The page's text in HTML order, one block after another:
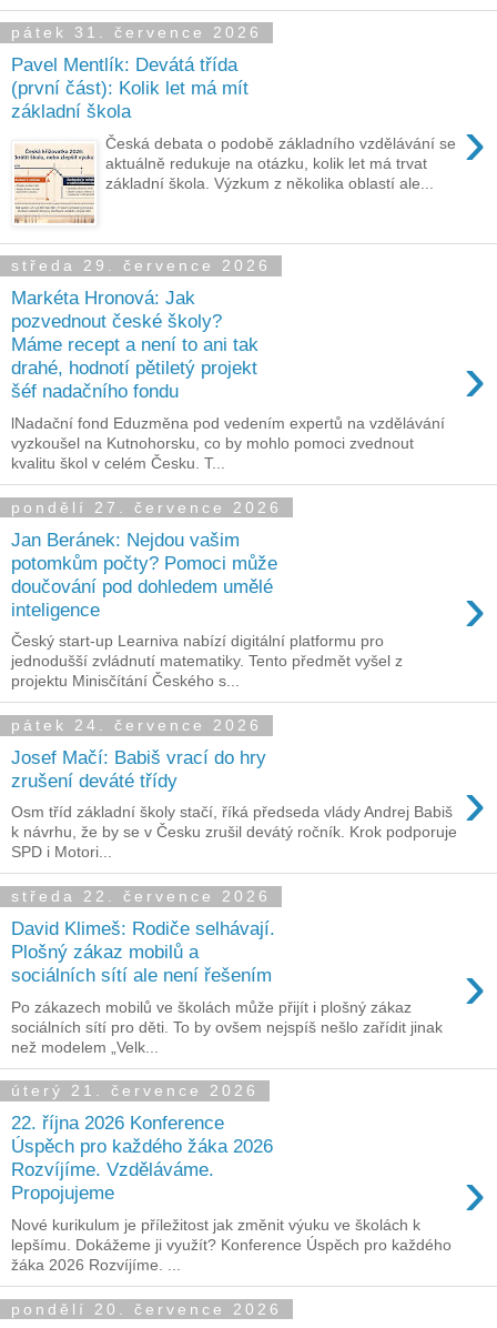
pátek 31. července 2026
Pavel Mentlík: Devátá třída
(první část): Kolik let má mít
základní škola
›
Česká debata o podobě základního vzdělávání se
aktuálně redukuje na otázku, kolik let má trvat
základní škola. Výzkum z několika oblastí ale...
středa 29. července 2026
Markéta Hronová: Jak
pozvednout české školy?
Máme recept a není to ani tak
drahé, hodnotí pětiletý projekt
šéf nadačního fondu
›
lNadační fond Eduzměna pod vedením expertů na vzdělávání
vyzkoušel na Kutnohorsku, co by mohlo pomoci zvednout
kvalitu škol v celém Česku. T...
pondělí 27. července 2026
Jan Beránek: Nejdou vašim
potomkům počty? Pomoci může
doučování pod dohledem umělé
inteligence
›
Český start-up Learniva nabízí digitální platformu pro
jednodušší zvládnutí matematiky. Tento předmět vyšel z
projektu Minisčítání Českého s...
pátek 24. července 2026
Josef Mačí: Babiš vrací do hry
zrušení deváté třídy
›
Osm tříd základní školy stačí, říká předseda vlády Andrej Babiš
k návrhu, že by se v Česku zrušil devátý ročník. Krok podporuje
SPD i Motori...
středa 22. července 2026
David Klimeš: Rodiče selhávají.
Plošný zákaz mobilů a
sociálních sítí ale není řešením
›
Po zákazech mobilů ve školách může přijít i plošný zákaz
sociálních sítí pro děti. To by ovšem nejspíš nešlo zařídit jinak
než modelem „Velk...
úterý 21. července 2026
22. října 2026 Konference
Úspěch pro každého žáka 2026
Rozvíjíme. Vzděláváme.
Propojujeme
›
Nové kurikulum je příležitost jak změnit výuku ve školách k
lepšímu. Dokážeme ji využít? Konference Úspěch pro každého
žáka 2026 Rozvíjíme. ...
pondělí 20. července 2026